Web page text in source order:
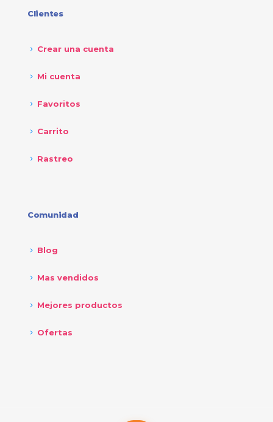
Clientes
Crear una cuenta
Mi cuenta
Favoritos
Carrito
Rastreo
Comunidad
Blog
Mas vendidos
Mejores productos
Ofertas